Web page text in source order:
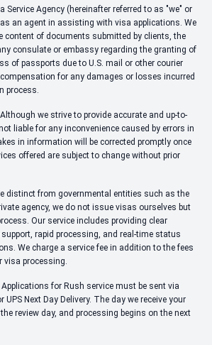
Agency (hereinafter referred to as "we" or
an agent in assisting with visa applications. We
content of documents submitted by clients, the
consulate or embassy regarding the granting of
of passports due to U.S. mail or other courier
for any damages or losses incurred
process.
we strive to provide accurate and up-to-
liable for any inconvenience caused by errors in
in information will be corrected promptly once
offered are subject to change without prior
distinct from governmental entities such as the
agency, we do not issue visas ourselves but
Our service includes providing clear
rapid processing, and real-time status
We charge a service fee in addition to the fees
visa processing.
for Rush service must be sent via
UPS Next Day Delivery. The day we receive your
review day, and processing begins on the next